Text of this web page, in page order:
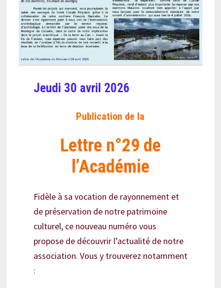
Jeudi 30 avril 2026
Publication de la
Lettre n°29 de
l’Académie
Fidèle à sa vocation de rayonnement et
de préservation de notre patrimoine
culturel, ce nouveau numéro vous
propose de découvrir l’actualité de notre
association. Vous y trouverez notamment
: